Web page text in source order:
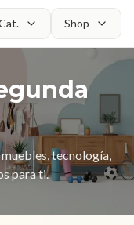
Shop
tecnología,
para ti.